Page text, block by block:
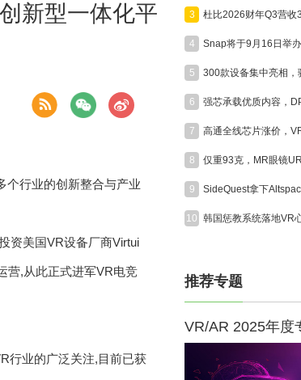
新型一体化平
个行业的创新整合与产业
资美国VR设备厂商Virtui
营,从此正式进军VR电竞
行业的广泛关注,目前已获
3
4
5
6
7
8
9
10
推荐专题
VR/AR 2025年度